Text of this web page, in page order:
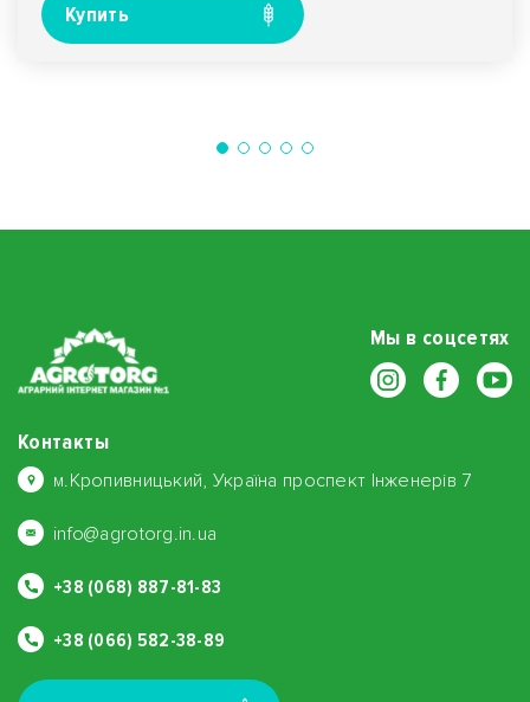
Купить
Мы в соцсетях
Контакты
м.Кропивницький, Україна проспект Інженерів 7
info@agrotorg.in.ua
+38 (068) 887-81-83
+38 (066) 582-38-89